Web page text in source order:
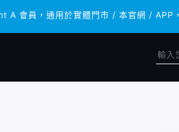
會員，通用於實體門市 / 本官網 / APP
會員，通用於實體門市 / 本官網 / APP